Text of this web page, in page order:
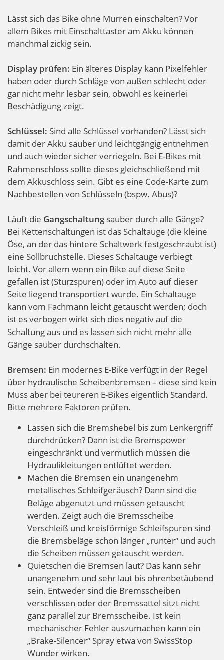
Lässt sich das Bike ohne Murren einschalten? Vor
allem Bikes mit Einschalttaster am Akku können
manchmal zickig sein.
Display prüfen: Ein älteres Display kann Pixelfehler
haben oder durch Schläge von außen schlecht oder
gar nicht mehr lesbar sein, obwohl es keinerlei
Beschädigung zeigt.
Schlüssel: Sind alle Schlüssel vorhanden? Lässt sich
damit der Akku sauber und leichtgängig entnehmen
und auch wieder sicher verriegeln. Bei E-Bikes mit
Rahmenschloss sollte dieses gleichschließend mit
dem Akkuschloss sein. Gibt es eine Code-Karte zum
Nachbestellen von Schlüsseln (bspw. Abus)?
Läuft die Gangschaltungsauber durch alle Gänge?
Bei Kettenschaltungen ist das Schaltauge (die kleine
Öse, an der das hintere Schaltwerk festgeschraubt ist)
eine Sollbruchstelle. Dieses Schaltauge verbiegt
leicht. Vor allem wenn ein Bike auf diese Seite
gefallen ist (Sturzspuren) oder im Auto auf dieser
Seite liegend transportiert wurde. Ein Schaltauge
kann vom Fachmann leicht getauscht werden; doch
ist es verbogen wirkt sich dies negativ auf die
Schaltung aus und es lassen sich nicht mehr alle
Gänge sauber durchschalten.
Bremsen: Ein modernes E-Bike verfügt in der Regel
über hydraulische Scheibenbremsen – diese sind kein
Muss aber bei teureren E-Bikes eigentlich Standard.
Bitte mehrere Faktoren prüfen.
Lassen sich die Bremshebel bis zum Lenkergriff
durchdrücken? Dann ist die Bremspower
eingeschränkt und vermutlich müssen die
Hydraulikleitungen entlüftet werden.
Machen die Bremsen ein unangenehm
metallisches Schleifgeräusch? Dann sind die
Beläge abgenutzt und müssen getauscht
werden. Zeigt auch die Bremsscheibe
Verschleiß und kreisförmige Schleifspuren sind
die Bremsbeläge schon länger „runter“ und auch
die Scheiben müssen getauscht werden.
Quietschen die Bremsen laut? Das kann sehr
unangenehm und sehr laut bis ohrenbetäubend
sein. Entweder sind die Bremsscheiben
verschlissen oder der Bremssattel sitzt nicht
ganz parallel zur Bremsscheibe. Ist kein
mechanischer Fehler auszumachen kann ein
„Brake-Silencer“ Spray etwa von SwissStop
Wunder wirken.